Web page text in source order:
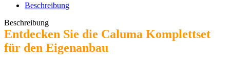
Beschreibung
Beschreibung
Entdecken Sie die Caluma Komplettset
für den Eigenanbau